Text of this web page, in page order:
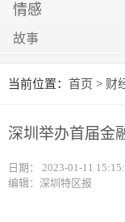
情感
故事
当前位置： 首页 > 财
深圳举办首届金
日期： 2023-01-11
编辑：深圳特区报